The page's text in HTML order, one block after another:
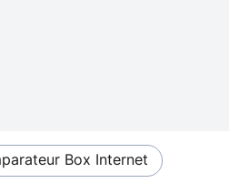
Box Internet